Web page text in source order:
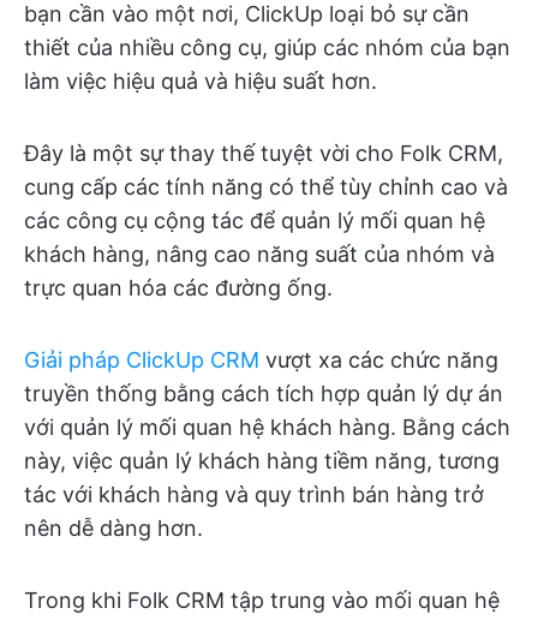
bạn cần vào một nơi, ClickUp loại bỏ sự cần
thiết của nhiều công cụ, giúp các nhóm của bạn
làm việc hiệu quả và hiệu suất hơn.
Đây là một sự thay thế tuyệt vời cho Folk CRM,
cung cấp các tính năng có thể tùy chỉnh cao và
các công cụ cộng tác để quản lý mối quan hệ
khách hàng, nâng cao năng suất của nhóm và
trực quan hóa các đường ống.
Giải pháp ClickUp CRM vượt xa các chức năng
truyền thống bằng cách tích hợp quản lý dự án
với quản lý mối quan hệ khách hàng. Bằng cách
này, việc quản lý khách hàng tiềm năng, tương
tác với khách hàng và quy trình bán hàng trở
nên dễ dàng hơn.
Trong khi Folk CRM tập trung vào mối quan hệ